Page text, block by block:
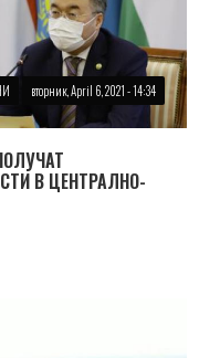
вторник, April 6, 2021 - 14:34
В ЦЕНТРАЛНО-